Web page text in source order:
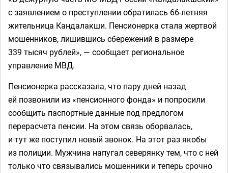
с заявлением о преступлении обратилась 66-летняя
жительница Кандалакши. Пенсионерка стала жертвой
мошенников, лишившись сбережений в размере
339 тысяч рублей», — сообщает региональное
управление МВД.
Пенсионерка рассказала, что пару дней назад
ей позвонили из «пенсионного фонда» и попросили
сообщить паспортные данные под предлогом
перерасчета пенсии. На этом связь оборвалась,
и тут же поступил новый звонок. На этот раз якобы
из полиции. Мужчина напугал северянку тем, что с ней
только что связывались мошенники и теперь срочно